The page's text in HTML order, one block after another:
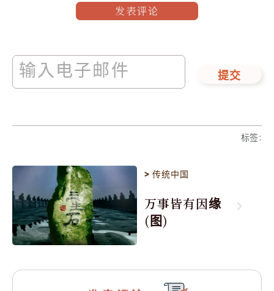
发表评论
提交
标签:
>传统中国
万事皆有因缘
(图)